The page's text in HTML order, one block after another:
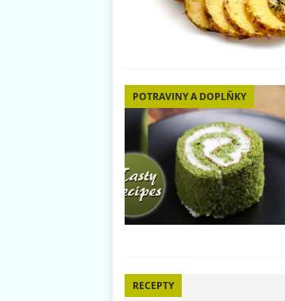
POTRAVINY A DOPLŇKY
RECEPTY